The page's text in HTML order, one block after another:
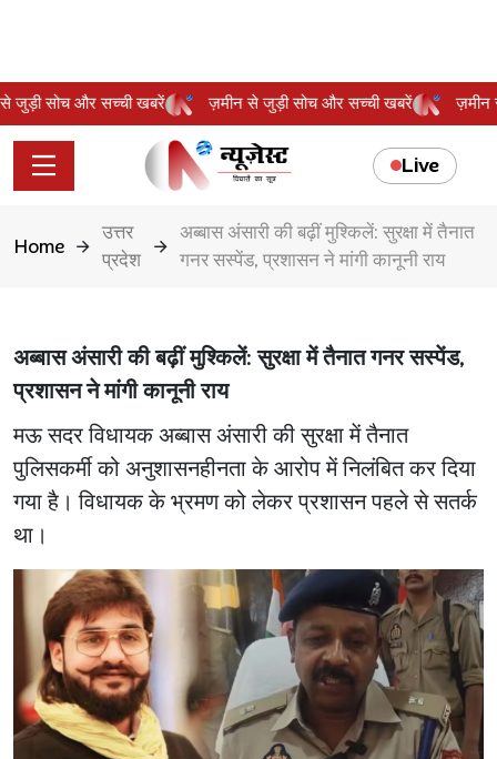
से जुड़ी सोच और सच्ची खबरें ज़मीन से जुड़ी सोच और सच्ची खबरें
Live
Home
उत्तर
प्रदेश
अब्बास अंसारी की बढ़ीं मुश्किलें: सुरक्षा में तैनात
गनर सस्पेंड, प्रशासन ने मांगी कानूनी राय
अब्बास अंसारी की बढ़ीं मुश्किलें: सुरक्षा में तैनात गनर सस्पेंड,
प्रशासन ने मांगी कानूनी राय
मऊ सदर विधायक अब्बास अंसारी की सुरक्षा में तैनात
पुलिसकर्मी को अनुशासनहीनता के आरोप में निलंबित कर दिया
गया है। विधायक के भ्रमण को लेकर प्रशासन पहले से सतर्क
था।